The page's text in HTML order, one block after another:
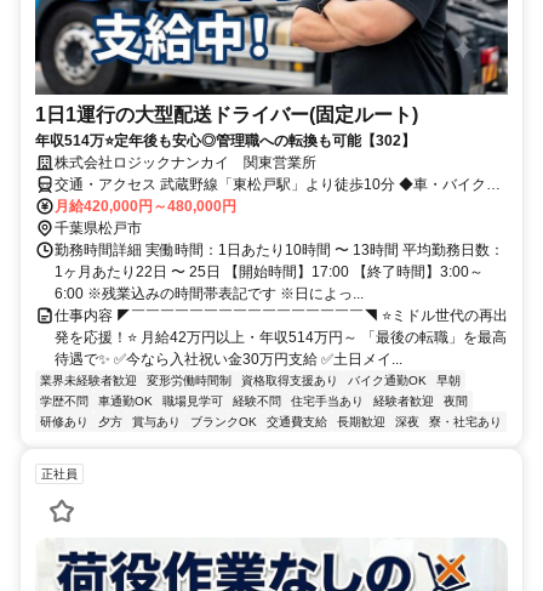
1日1運行の大型配送ドライバー(固定ルート)
年収514万⭐定年後も安心◎管理職への転換も可能【302】
株式会社ロジックナンカイ 関東営業所
交通・アクセス 武蔵野線「東松戸駅」より徒歩10分 ◆車・バイク通
勤OK ◆交通費規定支給
月給420,000円～480,000円
千葉県松戸市
勤務時間詳細 実働時間：1日あたり10時間 〜 13時間 平均勤務日数：
1ヶ月あたり22日 〜 25日 【開始時間】17:00 【終了時間】3:00～
6:00 ※残業込みの時間帯表記です ※日によっ...
仕事内容 ◤￣￣￣￣￣￣￣￣￣￣￣￣￣￣￣￣◥ ⭐ミドル世代の再出
発を応援！⭐ 月給42万円以上・年収514万円～ 「最後の転職」を最高
待遇で✨ ✅今なら入社祝い金30万円支給 ✅土日メイ...
業界未経験者歓迎 変形労働時間制 資格取得支援あり バイク通勤OK
早朝
学歴不問
車通勤OK 職場見学可 経験不問 住宅手当あり 経験者歓迎
夜間
研修あり
夕方 賞与あり ブランクOK 交通費支給 長期歓迎 深夜 寮・社宅あり
正社員